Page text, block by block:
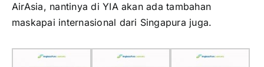
AirAsia, nantinya di YIA akan ada tambahan
maskapai internasional dari Singapura juga.